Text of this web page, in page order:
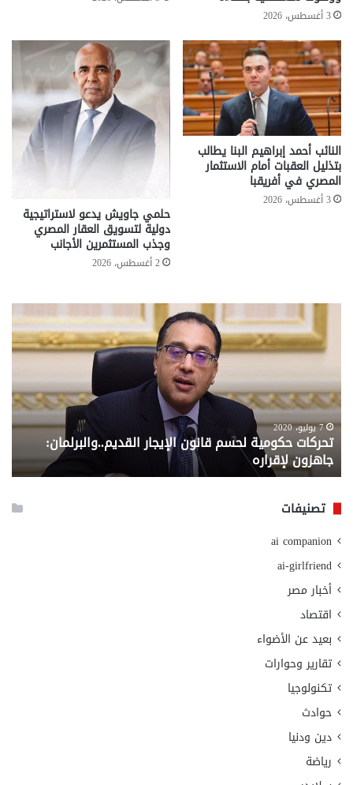
3 أغسطس، 2026
النائب أحمد إبراهيم البنا يطالب
بتذليل العقبات أمام الاستثمار
المصري في أفريقبا
3 أغسطس، 2026
حلمي جاويش يدعو لاستراتيجية
دولية لتسويق العقار المصري
وجذب المستثمرين الأجانب
2 أغسطس، 2026
تحركات
حكومية
لحسم
قانون
القديم..والبرلمان:
جاهزون
لإقراره
7 يوليو، 2020
تحركات حكومية لحسم قانون الإيجار القديم..والبرلمان:
جاهزون لإقراره
..
من
تصنيفات
ai companion
ai-girlfriend
أخبار مصر
اقتصاد
بعيد عن الأضواء
تقارير وحوارات
تكنولوجيا
حوادث
دين ودنيا
رياضة